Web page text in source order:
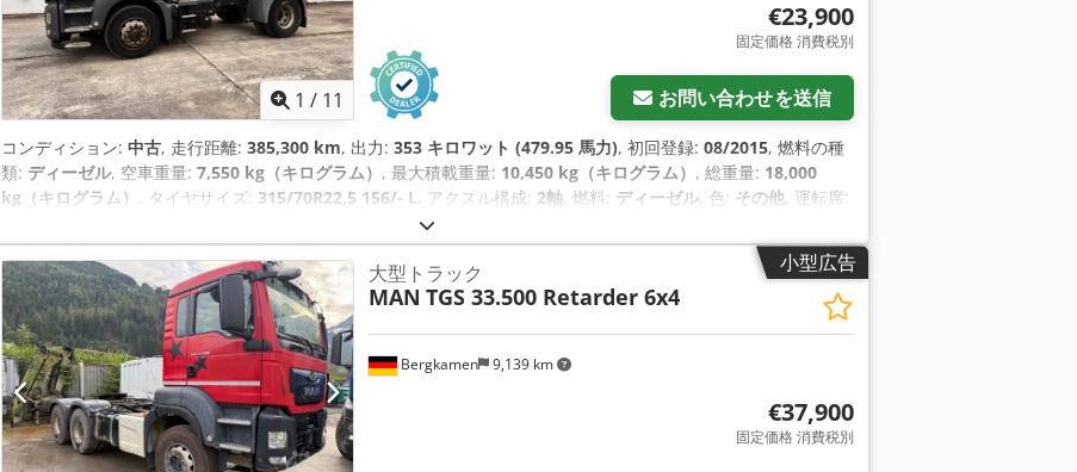
1 / 11
€23,900
固定価格 消費税別
お問い合わせを送信
コンディション: 中古, 走行距離: 385,300 km, 出力: 353 キロワット (479.95 馬力), 初回登録: 08/2015, 燃料の種
類: ディーゼル, 空車重量: 7,550 kg（キログラム） , 最大積載重量: 10,450 kg（キログラム） , 総重量: 18,000
kg（キログラム） , タイヤサイズ: 315/70R22,5 156/- L, アクスル構成: 2軸, 燃料: ディーゼル, 色: その他, 運転席:
, サスペンション:
315/70R22,5 156/- L, 後輪タイヤサイズ:315/70R22,5 -/150L, 装備:ABS（アンチロック・ブレーキ・システ
ム）, エアコン, クルーズコントロール, ナビゲーションシステム, 全輪駆動
小型広告
Bergkamen 9,139 km
大型トラック
MAN TGS 33.500 Retarder 6x4
€37,900
固定価格 消費税別